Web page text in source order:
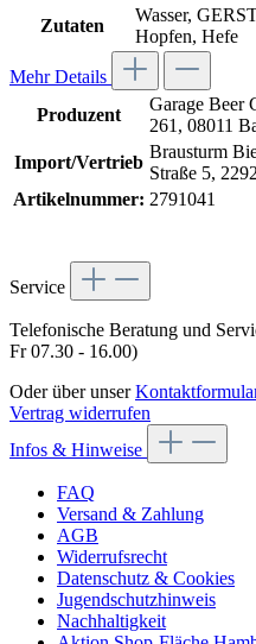
Zutaten
Wasser,
Hopfen, Hefe
Mehr Details
Produzent
Garage Beer
261, 08011
Import/Vertrieb
Brausturm
Straße 5,
Artikelnummer: 2791041
Service
Telefonische Beratung und
Fr 07.30 - 16.00)
Oder über unser
Vertrag widerrufen
Infos & Hinweise
FAQ
Versand & Zahlung
AGB
Widerrufsrecht
Datenschutz & Cookies
Jugendschutzhinweis
Nachhaltigkeit